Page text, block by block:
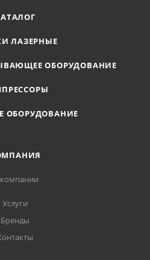
ЛАЗЕРНЫЕ
ОБОРУДОВАНИЕ
ОБОРУДОВАНИЕ
Услуги
Бренды